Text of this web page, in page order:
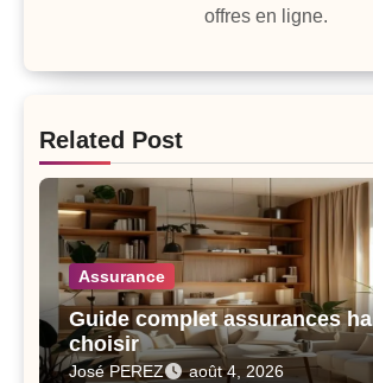
offres en ligne.
Related Post
Assurance
Guide complet assurances
choisir
José PEREZ août 4, 2026